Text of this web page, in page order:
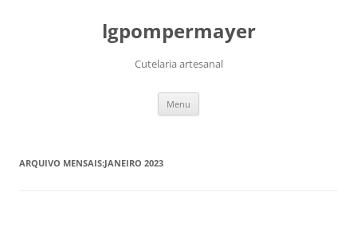
lgpompermayer
Cutelaria artesanal
Menu
ARQUIVO MENSAIS:JANEIRO 2023